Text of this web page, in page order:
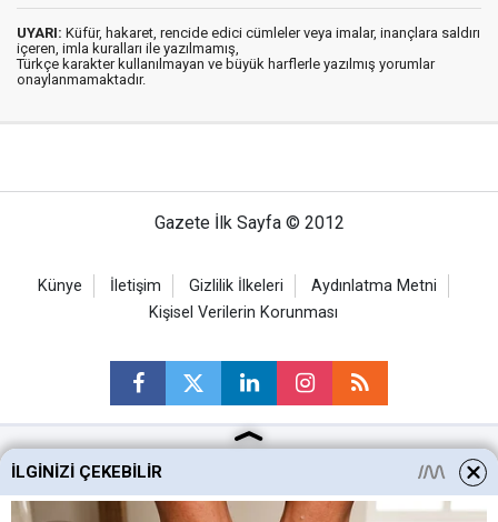
UYARI: Küfür, hakaret, rencide edici cümleler veya imalar, inançlara saldırı
içeren, imla kuralları ile yazılmamış,
Türkçe karakter kullanılmayan ve büyük harflerle yazılmış yorumlar
onaylanmamaktadır.
Gazete İlk Sayfa © 2012
Künye İletişim Gizlilik İlkeleri
Aydınlatma Metni
Kişisel Verilerin Korunması
Ankara Haberleri
Keçiören Haberleri
İLGINIZI ÇEKEBILIR